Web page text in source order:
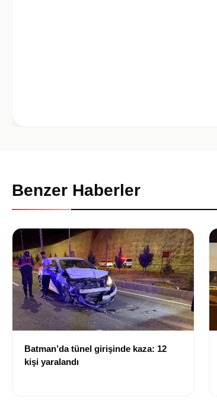
Benzer Haberler
Batman’da tünel girişinde kaza: 12
kişi yaralandı